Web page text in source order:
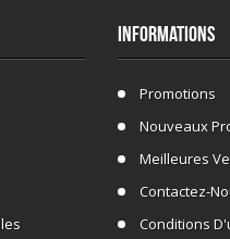
INFORMATIONS
Promotions
Nouveaux
Meilleures
Contactez-
Conditions